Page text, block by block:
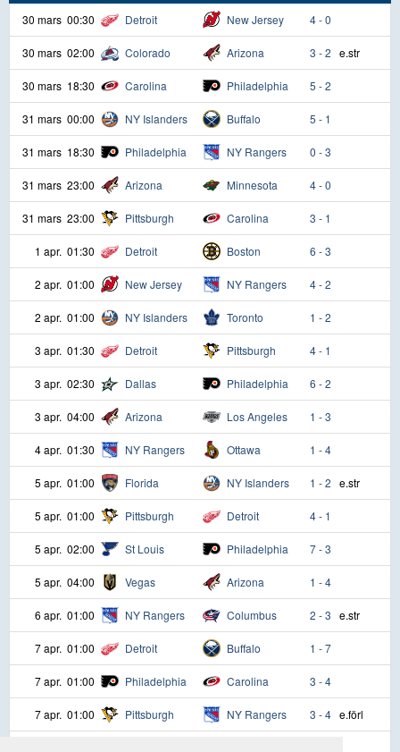
30 mars 00:30 Detroit New Jersey 4 - 0
30 mars 02:00 Colorado Arizona 3 - 2 e.str
30 mars 18:30 Carolina Philadelphia 5 - 2
31 mars 00:00 NY Islanders Buffalo 5 - 1
31 mars 18:30 Philadelphia NY Rangers 0 - 3
31 mars 23:00 Arizona Minnesota 4 - 0
31 mars 23:00 Pittsburgh Carolina 3 - 1
1 apr. 01:30 Detroit Boston 6 - 3
2 apr. 01:00 New Jersey NY Rangers 4 - 2
2 apr. 01:00 NY Islanders Toronto 1 - 2
3 apr. 01:30 Detroit Pittsburgh 4 - 1
3 apr. 02:30 Dallas Philadelphia 6 - 2
3 apr. 04:00 Arizona Los Angeles 1 - 3
4 apr. 01:30 NY Rangers Ottawa 1 - 4
5 apr. 01:00 Florida NY Islanders 1 - 2 e.str
5 apr. 01:00 Pittsburgh Detroit 4 - 1
5 apr. 02:00 St Louis Philadelphia 7 - 3
5 apr. 04:00 Vegas Arizona 1 - 4
6 apr. 01:00 NY Rangers Columbus 2 - 3 e.str
7 apr. 01:00 Detroit Buffalo 1 - 7
7 apr. 01:00 Philadelphia Carolina 3 - 4
7 apr. 01:00 Pittsburgh NY Rangers 3 - 4 e.förl